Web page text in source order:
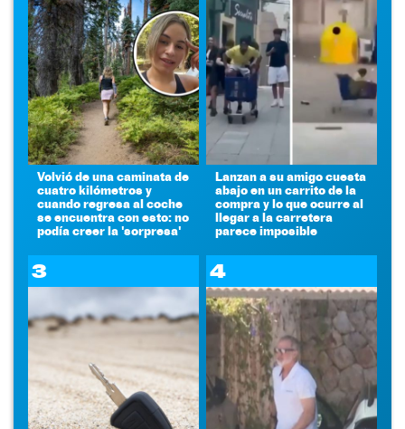
Volvió de una caminata de
cuatro kilómetros y
cuando regresa al coche
se encuentra con esto: no
podía creer la 'sorpresa'
Lanzan a su amigo cuesta
abajo en un carrito de la
compra y lo que ocurre al
llegar a la carretera
parece imposible
3 4